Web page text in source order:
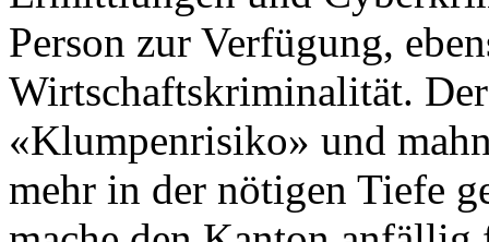
Person zur Verfügung,
Wirtschaftskriminalität.
«Klumpenrisiko» und
mehr in der nötigen Tiefe